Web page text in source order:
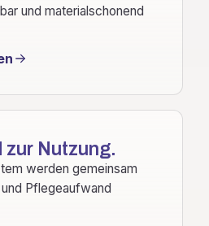
und materialschonend
Nutzung.
werden gemeinsam
Pflegeaufwand